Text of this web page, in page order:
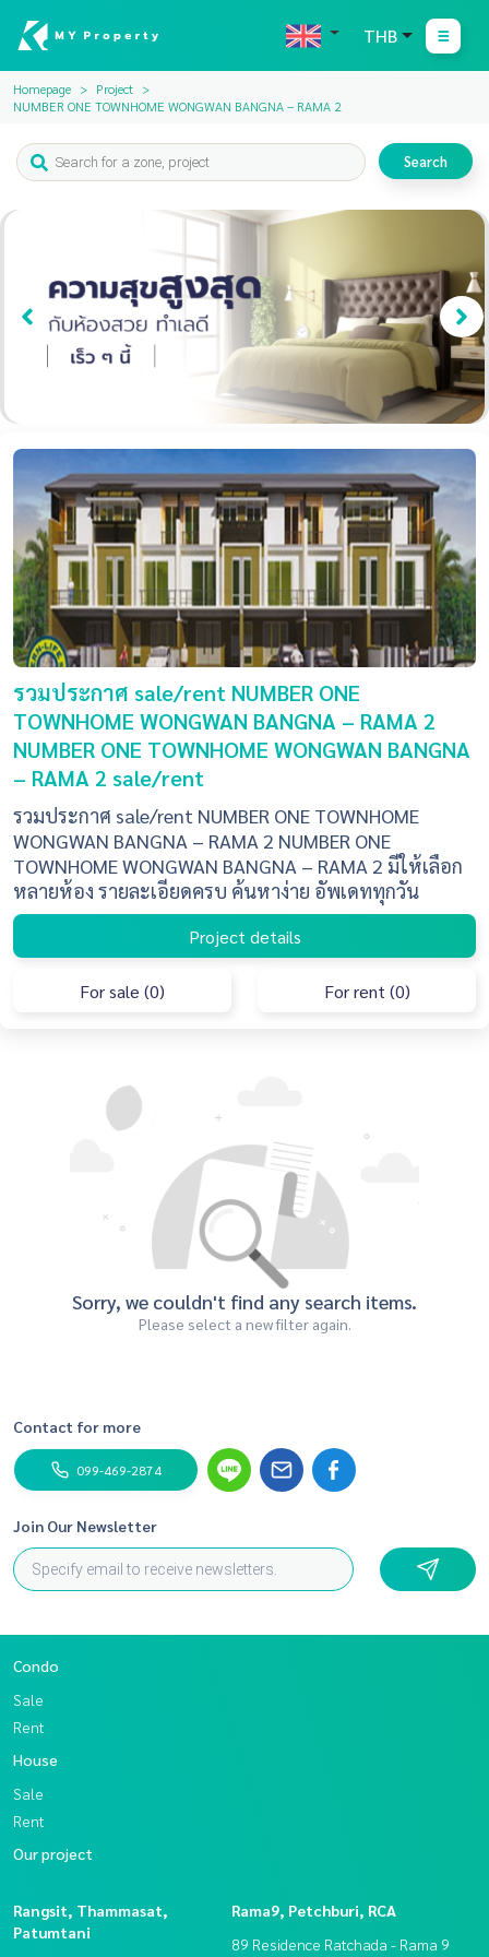
THB
Homepage
Project
NUMBER ONE TOWNHOME WONGWAN BANGNA – RAMA 2
Search
รวมประกาศ sale/rent NUMBER ONE
TOWNHOME WONGWAN BANGNA – RAMA 2
NUMBER ONE TOWNHOME WONGWAN BANGNA
– RAMA 2 sale/rent
รวมประกาศ sale/rent NUMBER ONE TOWNHOME
WONGWAN BANGNA – RAMA 2 NUMBER ONE
TOWNHOME WONGWAN BANGNA – RAMA 2 มีให้เลือก
หลายห้อง รายละเอียดครบ ค้นหาง่าย อัพเดททุกวัน
Project details
For sale (0) For rent (0)
Sorry, we couldn't find any search items.
Please select a new filter again.
Contact for more
099-469-2874
Join Our Newsletter
Condo
Sale
Rent
House
Sale
Rent
Our project
Rangsit, Thammasat,
Patumtani
Rama9, Petchburi, RCA
89 Residence Ratchada - Rama 9